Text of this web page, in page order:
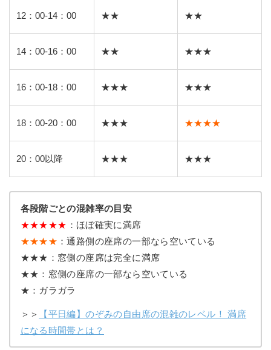
12：00-14：00 ★★ ★★
14：00-16：00 ★★ ★★★
16：00-18：00 ★★★ ★★★
18：00-20：00 ★★★ ★★★★
20：00以降 ★★★ ★★★
各段階ごとの混雑率の目安
★★★★★ ：ほぼ確実に満席
★★★★ ：通路側の座席の一部なら空いている
★★★：窓側の座席は完全に満席
★★：窓側の座席の一部なら空いている
★：ガラガラ
＞＞
【平日編】のぞみの自由席の混雑のレベル！ 満席
になる時間帯とは？